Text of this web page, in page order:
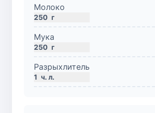
Молоко
250 г
Мука
250 г
Разрыхлитель
1 ч. л.